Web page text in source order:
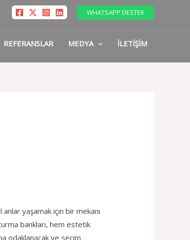
WHATSAPP DESTEK
REFERANSLAR MEDYA İLETIŞIM
yaşamak için bir mekanı
bankları, hem estetik
odaklanacak ve seçim